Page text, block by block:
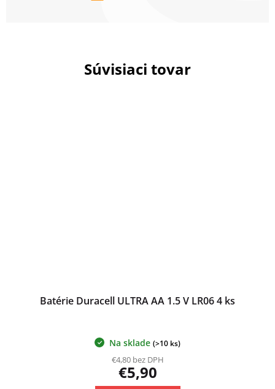
Súvisiaci tovar
Batérie Duracell ULTRA AA 1.5 V LR06 4 ks
Na sklade (>10 ks)
€4,80 bez DPH
€5,90